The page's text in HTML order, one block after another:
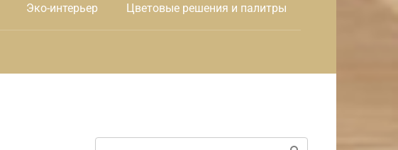
Эко-интерьер Цветовые решения и палитры